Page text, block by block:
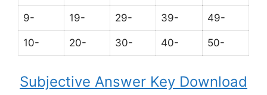
9- 19- 29- 39- 49-
10- 20- 30- 40- 50-
Subjective Answer Key Download